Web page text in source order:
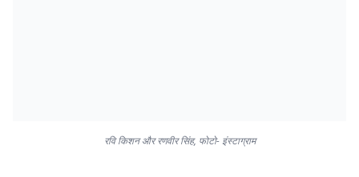
रवि किशन और रणवीर सिंह, फोटो- इंस्टाग्राम